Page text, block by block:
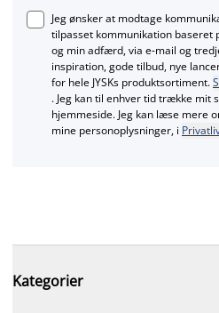
Jeg ønsker at modtage
tilpasset kommunikation baseret
og min adfærd, via e‑mail og
inspiration, gode tilbud, nye
for hele JYSKs produktsortiment.
. Jeg kan til enhver tid trække mit
hjemmeside. Jeg kan læse mere
mine personoplysninger, i
Kategorier